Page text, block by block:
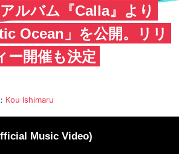
ルバム『Calla』より
Ocean」を公開。リリ
ー開催も決定
Kou Ishimaru
Music Video)